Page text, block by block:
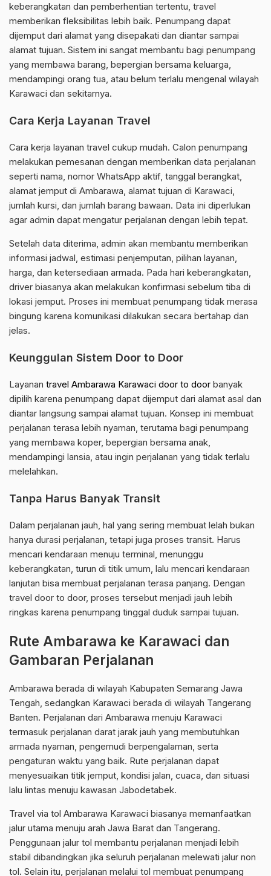
keberangkatan dan pemberhentian tertentu, travel
memberikan fleksibilitas lebih baik. Penumpang dapat
dijemput dari alamat yang disepakati dan diantar sampai
alamat tujuan. Sistem ini sangat membantu bagi penumpang
yang membawa barang, bepergian bersama keluarga,
mendampingi orang tua, atau belum terlalu mengenal wilayah
Karawaci dan sekitarnya.
Cara Kerja Layanan Travel
Cara kerja layanan travel cukup mudah. Calon penumpang
melakukan pemesanan dengan memberikan data perjalanan
seperti nama, nomor WhatsApp aktif, tanggal berangkat,
alamat jemput di Ambarawa, alamat tujuan di Karawaci,
jumlah kursi, dan jumlah barang bawaan. Data ini diperlukan
agar admin dapat mengatur perjalanan dengan lebih tepat.
Setelah data diterima, admin akan membantu memberikan
informasi jadwal, estimasi penjemputan, pilihan layanan,
harga, dan ketersediaan armada. Pada hari keberangkatan,
driver biasanya akan melakukan konfirmasi sebelum tiba di
lokasi jemput. Proses ini membuat penumpang tidak merasa
bingung karena komunikasi dilakukan secara bertahap dan
jelas.
Keunggulan Sistem Door to Door
Layanan travel Ambarawa Karawaci door to door banyak
dipilih karena penumpang dapat dijemput dari alamat asal dan
diantar langsung sampai alamat tujuan. Konsep ini membuat
perjalanan terasa lebih nyaman, terutama bagi penumpang
yang membawa koper, bepergian bersama anak,
mendampingi lansia, atau ingin perjalanan yang tidak terlalu
melelahkan.
Tanpa Harus Banyak Transit
Dalam perjalanan jauh, hal yang sering membuat lelah bukan
hanya durasi perjalanan, tetapi juga proses transit. Harus
mencari kendaraan menuju terminal, menunggu
keberangkatan, turun di titik umum, lalu mencari kendaraan
lanjutan bisa membuat perjalanan terasa panjang. Dengan
travel door to door, proses tersebut menjadi jauh lebih
ringkas karena penumpang tinggal duduk sampai tujuan.
Rute Ambarawa ke Karawaci dan
Gambaran Perjalanan
Ambarawa berada di wilayah Kabupaten Semarang Jawa
Tengah, sedangkan Karawaci berada di wilayah Tangerang
Banten. Perjalanan dari Ambarawa menuju Karawaci
termasuk perjalanan darat jarak jauh yang membutuhkan
armada nyaman, pengemudi berpengalaman, serta
pengaturan waktu yang baik. Rute perjalanan dapat
menyesuaikan titik jemput, kondisi jalan, cuaca, dan situasi
lalu lintas menuju kawasan Jabodetabek.
Travel via tol Ambarawa Karawaci biasanya memanfaatkan
jalur utama menuju arah Jawa Barat dan Tangerang.
Penggunaan jalur tol membantu perjalanan menjadi lebih
stabil dibandingkan jika seluruh perjalanan melewati jalur non
tol. Selain itu, perjalanan melalui tol membuat penumpang